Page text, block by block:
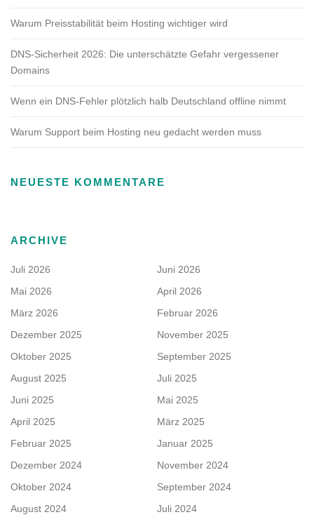
Warum Preisstabilität beim Hosting wichtiger wird
DNS-Sicherheit 2026: Die unterschätzte Gefahr vergessener
Domains
Wenn ein DNS-Fehler plötzlich halb Deutschland offline nimmt
Warum Support beim Hosting neu gedacht werden muss
NEUESTE KOMMENTARE
ARCHIVE
Juli 2026
Juni 2026
Mai 2026
April 2026
März 2026
Februar 2026
Dezember 2025
November 2025
Oktober 2025
September 2025
August 2025
Juli 2025
Juni 2025
Mai 2025
April 2025
März 2025
Februar 2025
Januar 2025
Dezember 2024
November 2024
Oktober 2024
September 2024
August 2024
Juli 2024